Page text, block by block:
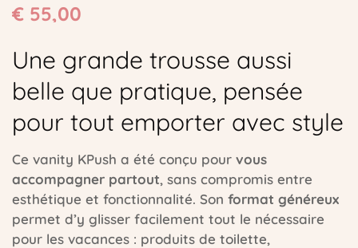
€ 55,00
Une grande trousse aussi
belle que pratique, pensée
pour tout emporter avec style
Ce vanity KPush a été conçu pour vous
accompagner partout, sans compromis entre
esthétique et fonctionnalité. Son format généreux
permet d’y glisser facilement tout le nécessaire
pour les vacances : produits de toilette,